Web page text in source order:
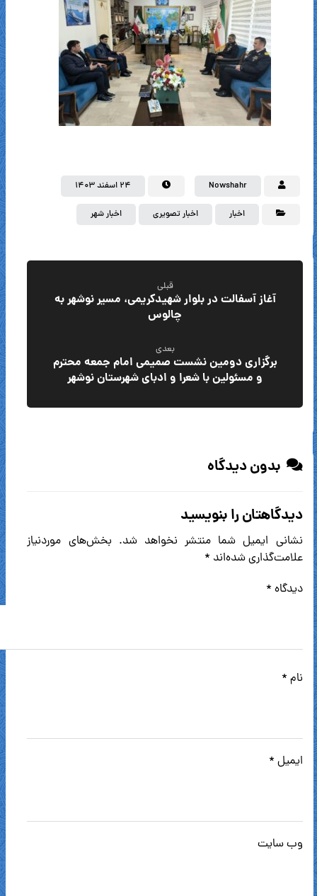
Nowshahr ۲۴ اسفند ۱۴۰۳
اخبار اخبار تصویری اخبار شهر
قبلی
آغاز آسفالت در بلوار شهیدکریمی، مسیر نوشهر به
چالوس
بعدی
برگزاری دومین نشست صمیمی امام جمعه محترم
و مسئولین با شعرا و ادبای شهرستان نوشهر
بدون دیدگاه
دیدگاهتان را بنویسید
نشانی ایمیل شما منتشر نخواهد شد. بخش‌های موردنیاز
علامت‌گذاری شده‌اند *
دیدگاه *
نام *
ایمیل *
وب‌ سایت